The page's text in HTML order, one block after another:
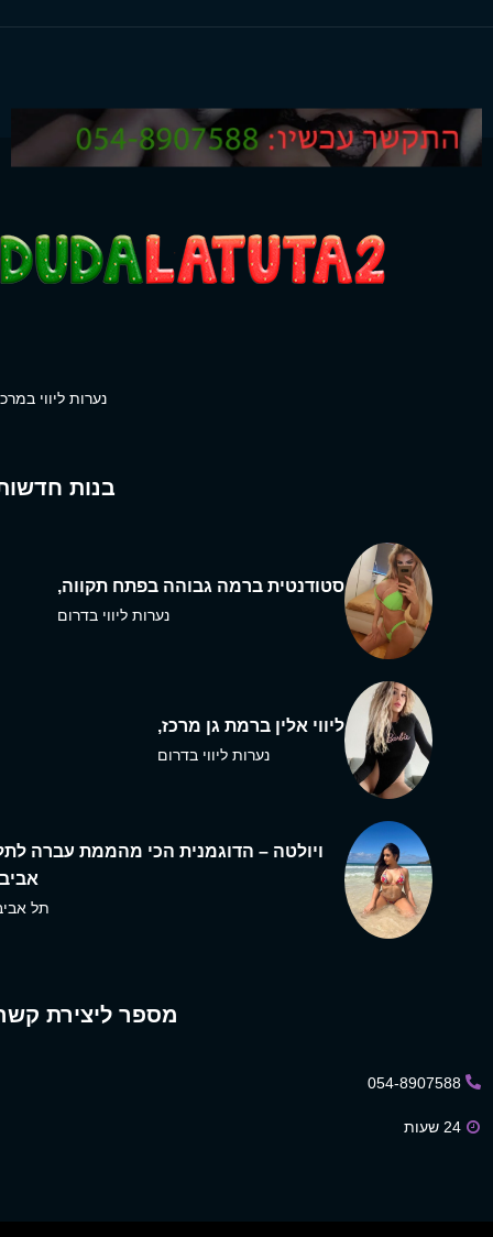
נערות ליווי
בנות
סטודנטית ברמה גבוהה בפתח תקווה,
נערות ליווי בדרום
ליווי אלין ברמת גן מרכז,
נערות ליווי בדרום
ויולטה – הדוגמנית הכי מהממת עברה
תל
מספר ליצירת
054-8907588
24 שעות